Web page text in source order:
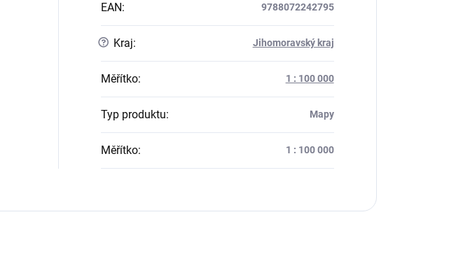
EAN: 9788072242795
? Kraj: Jihomoravský kraj
Měřítko: 1 : 100 000
Typ produktu: Mapy
Měřítko: 1 : 100 000